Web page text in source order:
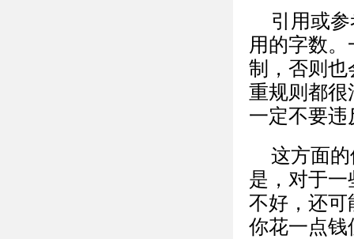
引用或
用的字数
制，否则也
重规则都很
一定不要
这方面
是，对于
不好，还可
你花一点钱